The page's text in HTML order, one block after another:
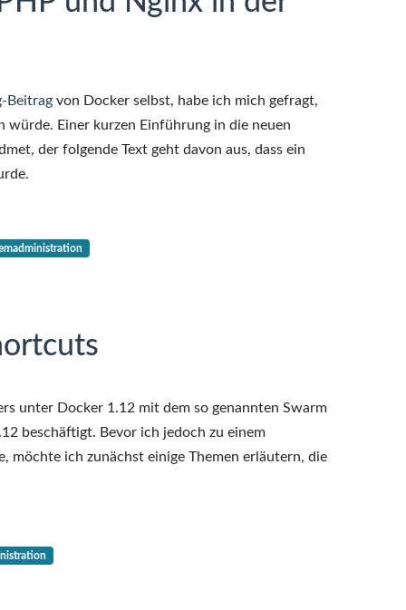
Beitrag von Docker selbst, habe ich mich gefragt,
würde. Einer kurzen Einführung in die neuen
der folgende Text geht davon aus, dass ein
unter Docker 1.12 mit dem so genannten Swarm
beschäftigt. Bevor ich jedoch zu einem
möchte ich zunächst einige Themen erläutern, die